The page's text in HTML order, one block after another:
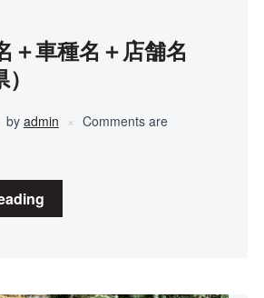
＋車種名＋店舗名
by admin
Comments are